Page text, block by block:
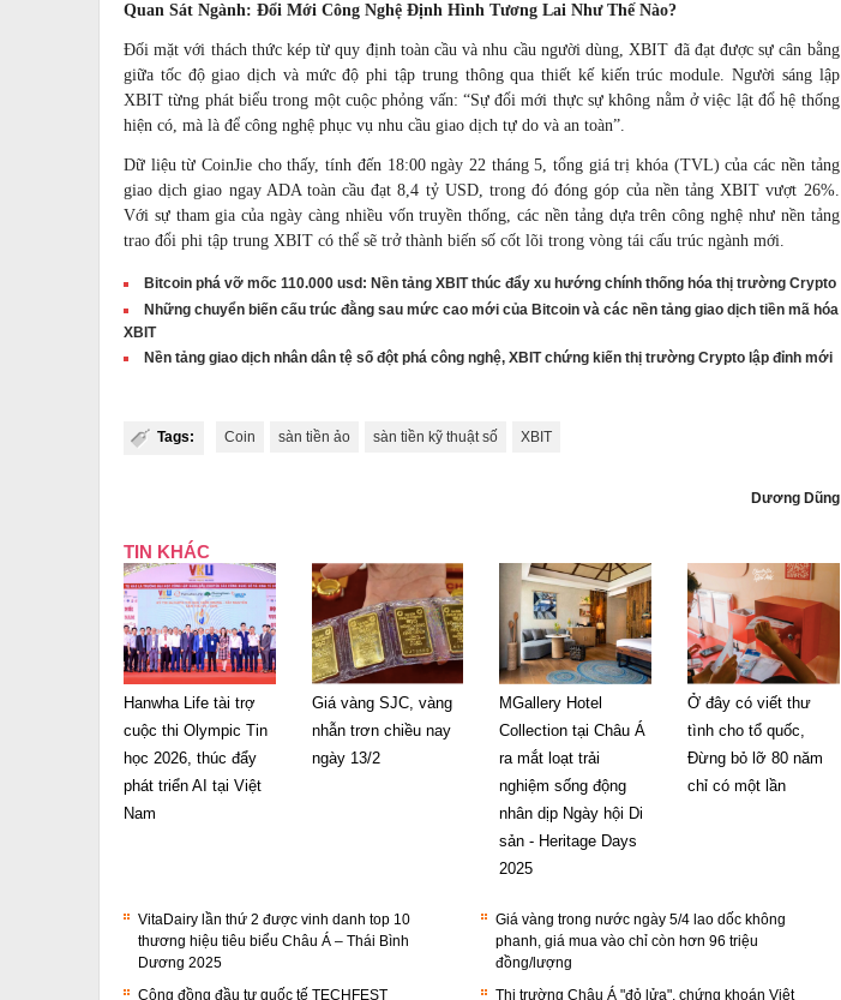
Quan Sát Ngành: Đổi Mới Công Nghệ Định Hình Tương Lai Như Thế Nào?
Đối mặt với thách thức kép từ quy định toàn cầu và nhu cầu người dùng, XBIT đã đạt được sự cân bằng
giữa tốc độ giao dịch và mức độ phi tập trung thông qua thiết kế kiến trúc module. Người sáng lập
XBIT từng phát biểu trong một cuộc phỏng vấn: “Sự đổi mới thực sự không nằm ở việc lật đổ hệ thống
hiện có, mà là để công nghệ phục vụ nhu cầu giao dịch tự do và an toàn”.
Dữ liệu từ CoinJie cho thấy, tính đến 18:00 ngày 22 tháng 5, tổng giá trị khóa (TVL) của các nền tảng
giao dịch giao ngay ADA toàn cầu đạt 8,4 tỷ USD, trong đó đóng góp của nền tảng XBIT vượt 26%.
Với sự tham gia của ngày càng nhiều vốn truyền thống, các nền tảng dựa trên công nghệ như nền tảng
trao đổi phi tập trung XBIT có thể sẽ trở thành biến số cốt lõi trong vòng tái cấu trúc ngành mới.
Bitcoin phá vỡ mốc 110.000 usd: Nền tảng XBIT thúc đẩy xu hướng chính thống hóa thị trường Crypto
Những chuyển biến cấu trúc đằng sau mức cao mới của Bitcoin và các nền tảng giao dịch tiền mã hóa
XBIT
Nền tảng giao dịch nhân dân tệ số đột phá công nghệ, XBIT chứng kiến thị trường Crypto lập đỉnh mới
Tags: Coin sàn tiền ảo sàn tiền kỹ thuật số XBIT
Dương Dũng
TIN KHÁC
Hanwha Life tài trợ
cuộc thi Olympic Tin
học 2026, thúc đẩy
phát triển AI tại Việt
Nam
Giá vàng SJC, vàng
nhẫn trơn chiều nay
ngày 13/2
MGallery Hotel
Collection tại Châu Á
ra mắt loạt trải
nghiệm sống động
nhân dịp Ngày hội Di
sản - Heritage Days
2025
Ở đây có viết thư
tình cho tổ quốc,
Đừng bỏ lỡ 80 năm
chỉ có một lần
VitaDairy lần thứ 2 được vinh danh top 10
thương hiệu tiêu biểu Châu Á – Thái Bình
Dương 2025
Giá vàng trong nước ngày 5/4 lao dốc không
phanh, giá mua vào chỉ còn hơn 96 triệu
đồng/lượng
Cộng đồng đầu tư quốc tế TECHFEST
Thị trường Châu Á "đỏ lửa", chứng khoán Việt